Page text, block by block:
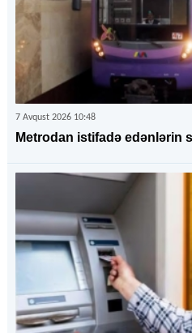
7 Avqust 2026 10:48
Metrodan istifadə edənlərin